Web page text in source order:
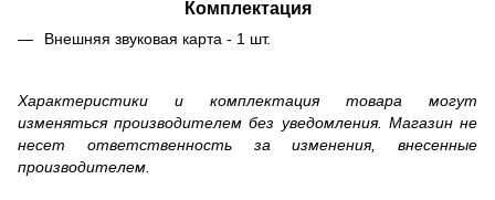
Комплектация
Внешняя звуковая карта - 1 шт.
Характеристики и комплектация товара могут
изменяться производителем без уведомления. Магазин не
несет ответственность за изменения, внесенные
производителем.